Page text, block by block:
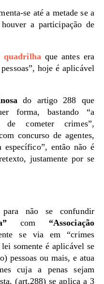
se até a metade se a
a participação de
quadrilhaque antes era
hoje é aplicável
do artigo 288 que
forma, bastando “a
cometer crimes”,
concurso de agentes,
então não é
justamente por se
para não se confundir
com “Associação
se via em “crimes
somente é aplicável se
pessoas ou mais, e atua
cuja a penas sejam
(art.288) se aplica a 3